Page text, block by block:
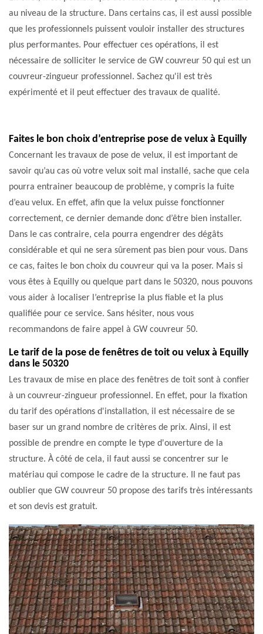
au niveau de la structure. Dans certains cas, il est aussi possible
que les professionnels puissent vouloir installer des structures
plus performantes. Pour effectuer ces opérations, il est
nécessaire de solliciter le service de GW couvreur 50 qui est un
couvreur-zingueur professionnel. Sachez qu'il est très
expérimenté et il peut effectuer des travaux de qualité.
Faites le bon choix d’entreprise pose de velux à Equilly
Concernant les travaux de pose de velux, il est important de
savoir qu’au cas où votre velux soit mal installé, sache que cela
pourra entrainer beaucoup de problème, y compris la fuite
d’eau velux. En effet, afin que la velux puisse fonctionner
correctement, ce dernier demande donc d’être bien installer.
Dans le cas contraire, cela pourra engendrer des dégâts
considérable et qui ne sera sûrement pas bien pour vous. Dans
ce cas, faites le bon choix du couvreur qui va la poser. Mais si
vous êtes à Equilly ou quelque part dans le 50320, nous pouvons
vous aider à localiser l’entreprise la plus fiable et la plus
qualifiée pour ce service. Sans hésiter, nous vous
recommandons de faire appel à GW couvreur 50.
Le tarif de la pose de fenêtres de toit ou velux à Equilly
dans le 50320
Les travaux de mise en place des fenêtres de toit sont à confier
à un couvreur-zingueur professionnel. En effet, pour la fixation
du tarif des opérations d'installation, il est nécessaire de se
baser sur un grand nombre de critères de prix. Ainsi, il est
possible de prendre en compte le type d'ouverture de la
structure. À côté de cela, il faut aussi se concentrer sur le
matériau qui compose le cadre de la structure. Il ne faut pas
oublier que GW couvreur 50 propose des tarifs très intéressants
et son devis est gratuit.